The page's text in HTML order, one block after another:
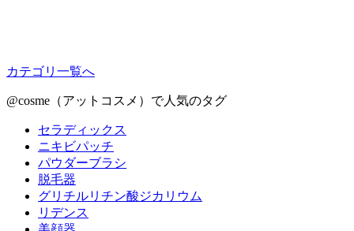
カテゴリ一覧へ
@cosme（アットコスメ）で人気のタグ
セラディックス
ニキビパッチ
パウダーブラシ
脱毛器
グリチルリチン酸ジカリウム
リデンス